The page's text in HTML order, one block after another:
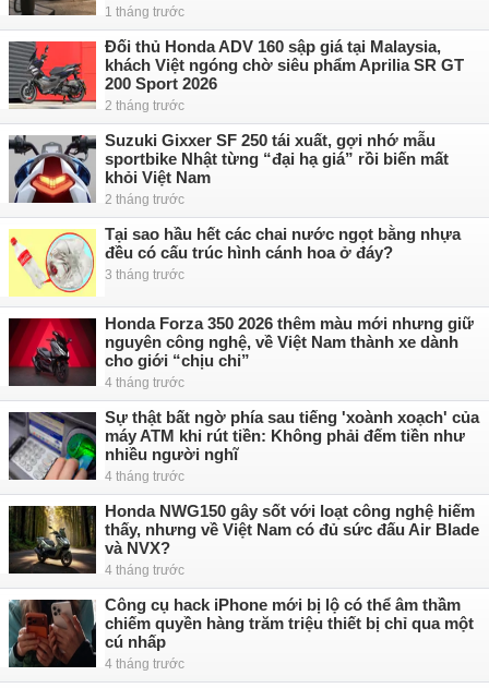
1 tháng trước
Đối thủ Honda ADV 160 sập giá tại Malaysia,
khách Việt ngóng chờ siêu phẩm Aprilia SR GT
200 Sport 2026
2 tháng trước
Suzuki Gixxer SF 250 tái xuất, gợi nhớ mẫu
sportbike Nhật từng “đại hạ giá” rồi biến mất
khỏi Việt Nam
2 tháng trước
Tại sao hầu hết các chai nước ngọt bằng nhựa
đều có cấu trúc hình cánh hoa ở đáy?
3 tháng trước
Honda Forza 350 2026 thêm màu mới nhưng giữ
nguyên công nghệ, về Việt Nam thành xe dành
cho giới “chịu chi”
4 tháng trước
Sự thật bất ngờ phía sau tiếng 'xoành xoạch' của
máy ATM khi rút tiền: Không phải đếm tiền như
nhiều người nghĩ
4 tháng trước
Honda NWG150 gây sốt với loạt công nghệ hiếm
thấy, nhưng về Việt Nam có đủ sức đấu Air Blade
và NVX?
4 tháng trước
Công cụ hack iPhone mới bị lộ có thể âm thầm
chiếm quyền hàng trăm triệu thiết bị chỉ qua một
cú nhấp
4 tháng trước